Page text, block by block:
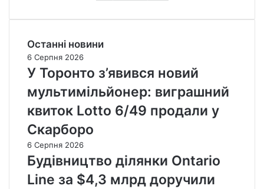
Останні новини
6 Серпня 2026
У Торонто з’явився новий
мультимільйонер: виграшний
квиток Lotto 6/49 продали у
Скарборо
6 Серпня 2026
Будівництво ділянки Ontario
Line за $4,3 млрд доручили